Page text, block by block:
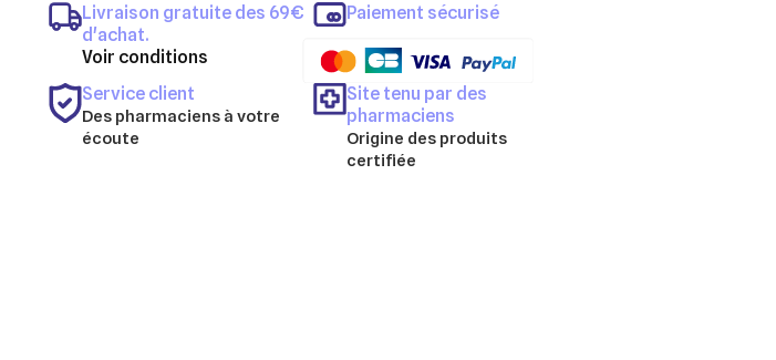
Livraison gratuite des 69€
d'achat.
Voir conditions
Paiement sécurisé
Service client
Des pharmaciens à votre
écoute
Site tenu par des
pharmaciens
Origine des produits
certifiée